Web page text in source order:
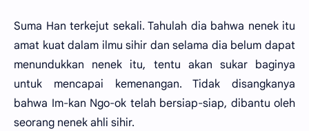
Suma Han terkejut sekali. Tahulah dia bahwa nenek itu
amat kuat dalam ilmu sihir dan selama dia belum dapat
menundukkan nenek itu, tentu akan sukar baginya
untuk mencapai kemenangan. Tidak disangkanya
bahwa Im-kan Ngo-ok telah bersiap-siap, dibantu oleh
seorang nenek ahli sihir.